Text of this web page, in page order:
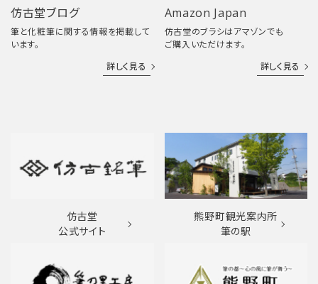
仿古堂ブログ
筆と化粧筆に関する情報を掲載して
います。
詳しく見る
Amazon Japan
仿古堂のブラシはアマゾンでも
ご購入いただけます。
詳しく見る
仿古堂
公式サイト
熊野町観光案内所
筆の駅